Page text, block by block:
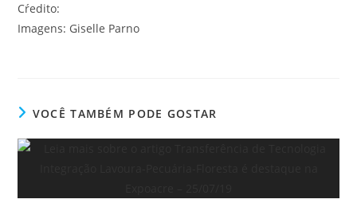
Cŕedito:
Imagens: Giselle Parno
VOCÊ TAMBÉM PODE GOSTAR